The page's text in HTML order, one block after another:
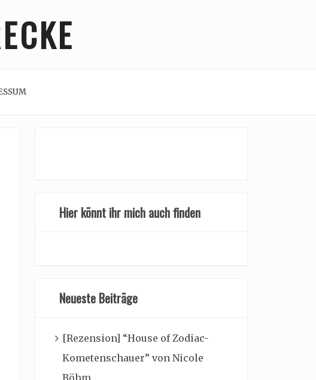
Hier könnt ihr mich auch finden
Neueste Beiträge
[Rezension] “House of Zodiac-
Kometenschauer” von Nicole
Böhm